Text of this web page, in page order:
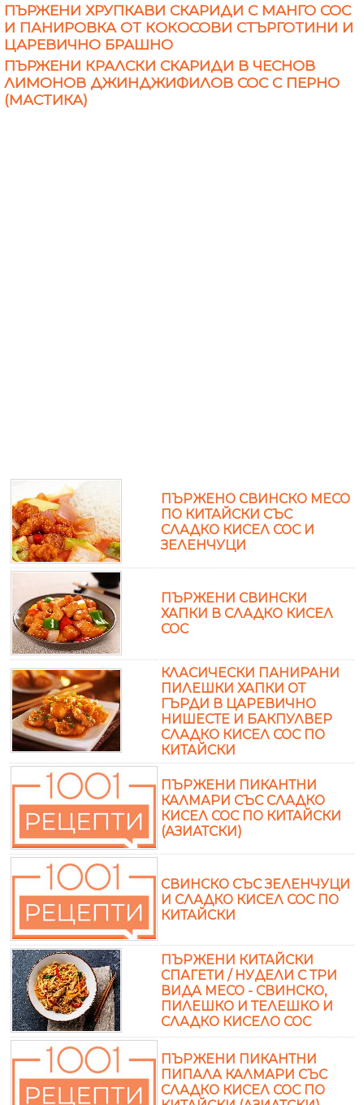
ПЪРЖЕНИ ХРУПКАВИ СКАРИДИ С МАНГО СОС
И ПАНИРОВКА ОТ КОКОСОВИ СТЪРГОТИНИ И
ЦАРЕВИЧНО БРАШНО
ПЪРЖЕНИ КРАЛСКИ СКАРИДИ В ЧЕСНОВ
ЛИМОНОВ ДЖИНДЖИФИЛОВ СОС С ПЕРНО
(МАСТИКА)
ПЪРЖЕНО СВИНСКО МЕСО
ПО КИТАЙСКИ СЪС
СЛАДКО КИСЕЛ СОС И
ЗЕЛЕНЧУЦИ
ПЪРЖЕНИ СВИНСКИ
ХАПКИ В СЛАДКО КИСЕЛ
СОС
КЛАСИЧЕСКИ ПАНИРАНИ
ПИЛЕШКИ ХАПКИ ОТ
ГЪРДИ В ЦАРЕВИЧНО
НИШЕСТЕ И БАКПУЛВЕР
СЛАДКО КИСЕЛ СОС ПО
КИТАЙСКИ
ПЪРЖЕНИ ПИКАНТНИ
КАЛМАРИ СЪС СЛАДКО
КИСЕЛ СОС ПО КИТАЙСКИ
(АЗИАТСКИ)
СВИНСКО СЪС ЗЕЛЕНЧУЦИ
И СЛАДКО КИСЕЛ СОС ПО
КИТАЙСКИ
ПЪРЖЕНИ КИТАЙСКИ
СПАГЕТИ / НУДЕЛИ С ТРИ
ВИДА МЕСО - СВИНСКО,
ПИЛЕШКО И ТЕЛЕШКО И
СЛАДКО КИСЕЛО СОС
ПЪРЖЕНИ ПИКАНТНИ
ПИПАЛА КАЛМАРИ СЪС
СЛАДКО КИСЕЛ СОС ПО